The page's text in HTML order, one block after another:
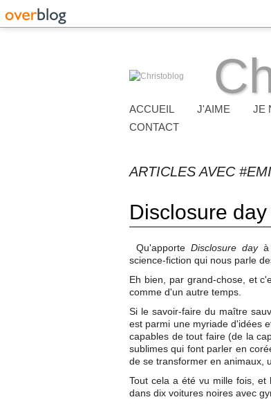
ACCUEIL J'AIME JE
CONTACT
ARTICLES AVEC
Disclosure day
Qu'apporte Disclosure day
science-fiction qui nous parle
Eh bien, par grand-chose, et
comme d'un autre temps.
Si le savoir-faire du maître
est parmi une myriade d'idées
capables de tout faire (de la
sublimes qui font parler en
de se transformer en animaux,
Tout cela a été vu mille fois, et
dans dix voitures noires avec